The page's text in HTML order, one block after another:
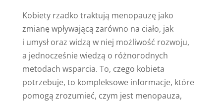
Kobiety rzadko traktują menopauzę jako
zmianę wpływającą zarówno na ciało, jak
i umysł oraz widzą w niej możliwość rozwoju,
a jednocześnie wiedzą o różnorodnych
metodach wsparcia. To, czego kobieta
potrzebuje, to kompleksowe informacje, które
pomogą zrozumieć, czym jest menopauza,